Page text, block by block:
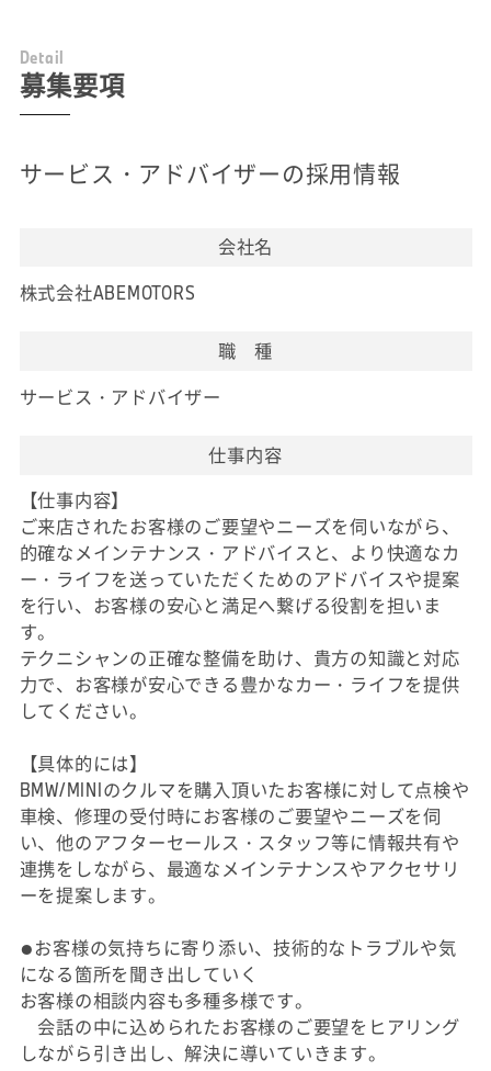
Detail
募集要項
サービス・アドバイザーの採用情報
会社名
株式会社ABEMOTORS
職 種
サービス・アドバイザー
仕事内容
【仕事内容】
ご来店されたお客様のご要望やニーズを伺いながら、
的確なメインテナンス・アドバイスと、より快適なカ
ー・ライフを送っていただくためのアドバイスや提案
を行い、お客様の安心と満足へ繋げる役割を担いま
す。
テクニシャンの正確な整備を助け、貴方の知識と対応
力で、お客様が安心できる豊かなカー・ライフを提供
してください。
【具体的には】
BMW/MINIのクルマを購入頂いたお客様に対して点検や
車検、修理の受付時にお客様のご要望やニーズを伺
い、他のアフターセールス・スタッフ等に情報共有や
連携をしながら、最適なメインテナンスやアクセサリ
ーを提案します。
●お客様の気持ちに寄り添い、技術的なトラブルや気
になる箇所を聞き出していく
お客様の相談内容も多種多様です。
会話の中に込められたお客様のご要望をヒアリング
しながら引き出し、解決に導いていきます。